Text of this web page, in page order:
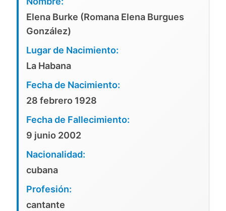
Elena Burke (Romana Elena Burgues
González)
Lugar de Nacimiento:
La Habana
Fecha de Nacimiento:
28 febrero 1928
Fecha de Fallecimiento:
9 junio 2002
Nacionalidad:
cubana
Profesión:
cantante